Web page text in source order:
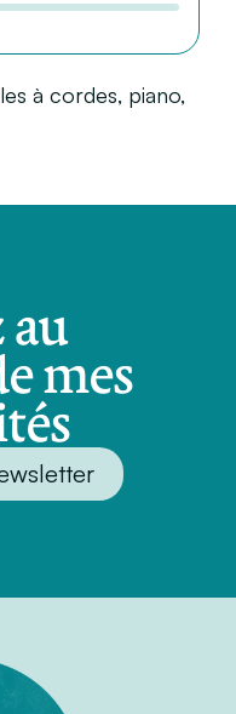
à cordes, piano,
au
mes